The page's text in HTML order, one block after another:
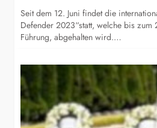
Seit dem 12. Juni findet die
Defender 2023“statt, welche bis zum
Führung, abgehalten wird.…